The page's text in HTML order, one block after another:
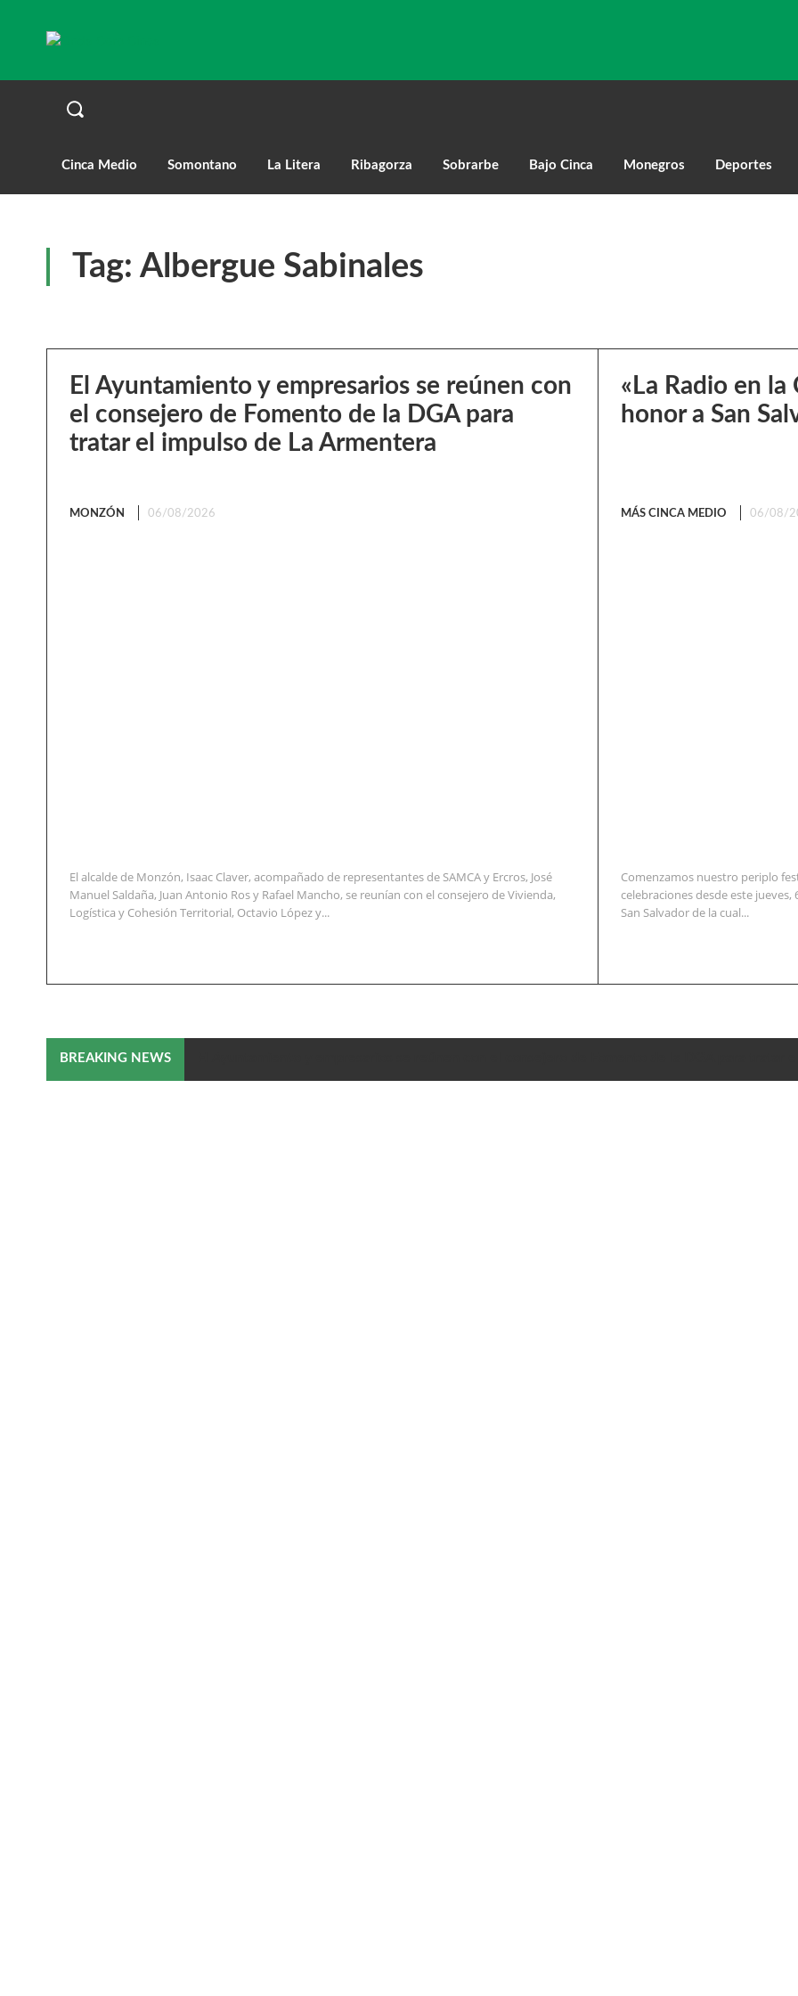
Cinca Medio Somontano La Litera Ribagorza Sobrarbe Bajo Cinca Monegros Deportes
Tag: Albergue Sabinales
El Ayuntamiento y empresarios se reúnen con
el consejero de Fomento de la DGA para
tratar el impulso de La Armentera
MONZÓN 06/08/2026
El alcalde de Monzón, Isaac Claver, acompañado de representantes de SAMCA y Ercros, José
Manuel Saldaña, Juan Antonio Ros y Rafael Mancho, se reunían con el consejero de Vivienda,
Logística y Cohesión Territorial, Octavio López y...
«La Radio en la
honor a San
MÁS CINCA MEDIO 06/08/
Comenzamos nuestro periplo
celebraciones desde este
San Salvador de la cual...
BREAKING NEWS